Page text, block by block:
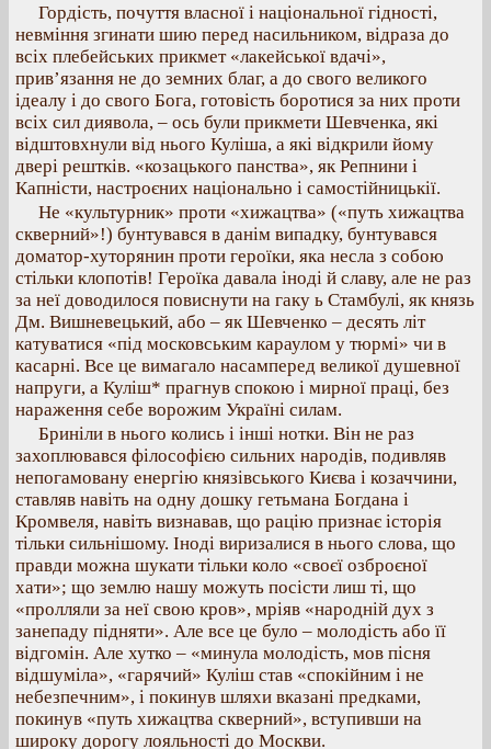
Гордість, почуття власної і національної гідності,
невміння згинати шию перед насильником, відраза до
всіх плебейських прикмет «лакейської вдачі»,
прив’язання не до земних благ, а до свого великого
ідеалу і до свого Бога, готовість боротися за них проти
всіх сил диявола, – ось були прикмети Шевченка, які
відштовхнули від нього Куліша, а які відкрили йому
двері рештків. «козацького панства», як Репнини і
Капністи, настроєних національно і самостійницькії.
Не «культурник» проти «хижацтва» («путь хижацтва
скверний»!) бунтувався в данім випадку, бунтувався
доматор-хуторянин проти героїки, яка несла з собою
стільки клопотів! Героїка давала іноді й славу, але не раз
за неї доводилося повиснути на гаку ь Стамбулі, як князь
Дм. Вишневецький, або – як Шевченко – десять літ
катуватися «під московським караулом у тюрмі» чи в
касарні. Все це вимагало насамперед великої душевної
напруги, а Куліш* прагнув спокою і мирної праці, без
нараження себе ворожим Україні силам.
Бриніли в нього колись і інші нотки. Він не раз
захоплювався філософією сильних народів, подивляв
непогамовану енергію князівського Києва і козаччини,
ставляв навіть на одну дошку гетьмана Богдана і
Кромвеля, навіть визнавав, що рацію признає історія
тільки сильнішому. Іноді виризалися в нього слова, що
правди можна шукати тільки коло «своєї озброєної
хати»; що землю нашу можуть посісти лиш ті, що
«пролляли за неї свою кров», мріяв «народній дух з
занепаду підняти». Але все це було – молодість або її
відгомін. Але хутко – «минула молодість, мов пісня
відшуміла», «гарячий» Куліш став «спокійним і не
небезпечним», і покинув шляхи вказані предками,
покинув «путь хижацтва скверний», вступивши на
широку дорогу лояльності до Москви.